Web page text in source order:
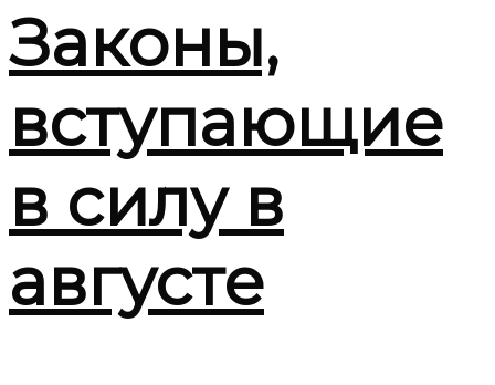
Законы,
вступающие
в силу в
августе